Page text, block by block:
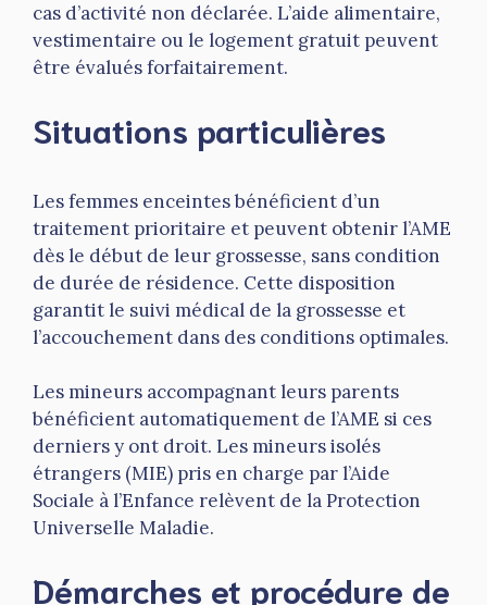
cas d’activité non déclarée. L’aide alimentaire,
vestimentaire ou le logement gratuit peuvent
être évalués forfaitairement.
Situations particulières
Les femmes enceintes bénéficient d’un
traitement prioritaire et peuvent obtenir l’AME
dès le début de leur grossesse, sans condition
de durée de résidence. Cette disposition
garantit le suivi médical de la grossesse et
l’accouchement dans des conditions optimales.
Les mineurs accompagnant leurs parents
bénéficient automatiquement de l’AME si ces
derniers y ont droit. Les mineurs isolés
étrangers (MIE) pris en charge par l’Aide
Sociale à l’Enfance relèvent de la Protection
Universelle Maladie.
Démarches et procédure de